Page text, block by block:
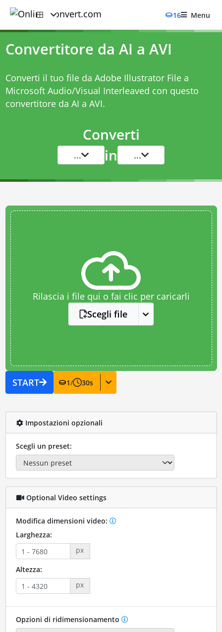
16 Menu
Convertitore da AI a AVI
Converti il tuo file da Adobe Illustrator File a
Microsoft Audio/Visual Interleaved con questo
convertitore da AI a AVI.
Converti
... in ...
Rilascia i file qui o fai clic per caricarli
Scegli file
START 1/ 30s
Impostazioni opzionali
Scegli un preset:
Optional Video settings
Modifica dimensioni video:
Larghezza:
px
Altezza:
px
Opzioni di ridimensionamento